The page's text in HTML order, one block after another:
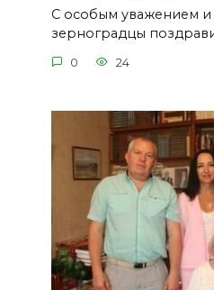
С особым уважением и
зерноградцы
0 24